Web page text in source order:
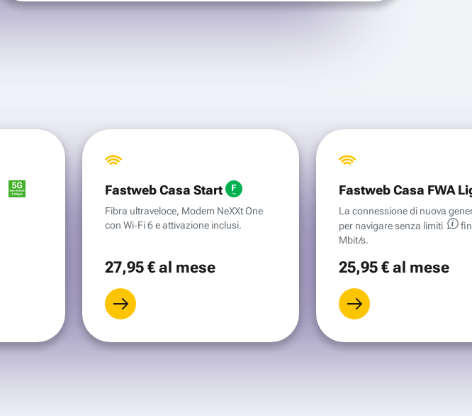
Fastweb Casa Start
Fibra ultraveloce, Modem NeXXt One
con Wi‑Fi 6 e attivazione inclusi.
27,95 €al mese
Fastweb Casa FWA
La connessione di nuova
per navigare senza limiti
Mbit/s.
25,95 €al mese